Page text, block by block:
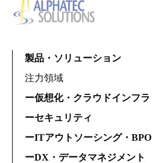
製品・ソリューション
注力領域
ー仮想化・クラウドインフラ
ーセキュリティ
ーITアウトソーシング・BPO
ーDX・データマネジメント